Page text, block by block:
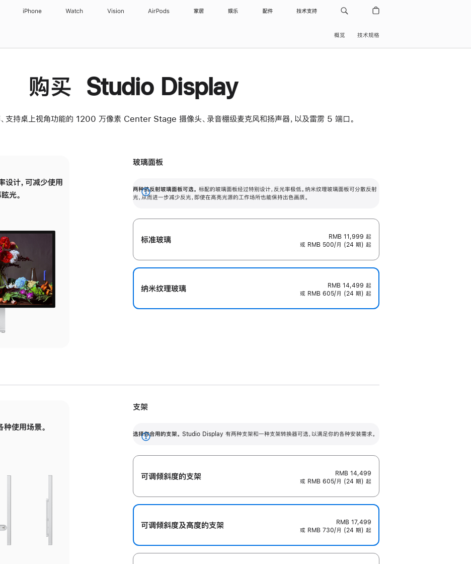
iPhone Watch Vision AirPods 家居 娱乐 配件 技术支持
概览 技术规格
购买 Studio Display
支持桌上视角功能的 1200 万像素 Center Stage 摄像头、录音棚级麦克风和扬声器，以及雷雳 5 端口。
设计，可减少使用
光。
有高亮光源的场所使用，也能保持出色画质。
玻璃面板
两种抗反射玻璃面板可选。 标配的玻璃面板经过特别设计，反光率极低。纳米纹理玻璃面板可分散反射
光，从而进一步减少反光，即使在高亮光源的工作场所也能保持出色画质。
展
标准玻璃 RMB 11,999 起
或 RMB 500/月 (24 期) 起
纳米纹理玻璃 RMB 14,499 起
或 RMB 605/月 (24 期) 起
种使用场景。
调节范围。
毫米的高度调节范围。
支架
选择你合用的支架。 Studio Display 有两种支架和一种支架转换器可选，以满足你的各种安装需求。
展
开
可调倾斜度的支架
RMB 14,499
或 RMB 605/月 (24 期) 起
可调倾斜度及高‍度的支‍架
RMB 17,499
或 RMB 730/月 (24 期) 起